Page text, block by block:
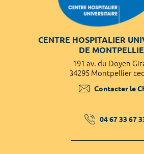
CENTRE HOSPITALIER
DE
191 av. du Doyen
34295 Montpellier
Contacter le
04 67 33 67